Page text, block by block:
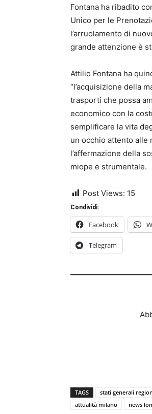
Fontana ha ribadito
Unico per le
l’arruolamento di
grande attenzione è
Attilio Fontana ha
“l’acquisizione della
trasporti che possa
economico con la
semplificare la vita
un occhio attento alle
l’affermazione della
miope e strumentale.
Post Views: 15
Condividi:
Facebook
Telegram
TAGS stati generali
attualità milano
news